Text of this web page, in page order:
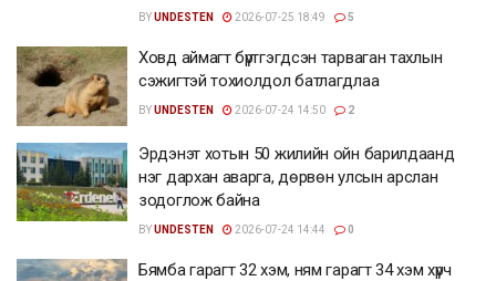
BYUNDESTEN 2026-07-25 18:49 5
Ховд аймагт бүртгэгдсэн тарваган тахлын
сэжигтэй тохиолдол батлагдлаа
BYUNDESTEN 2026-07-24 14:50 2
Эрдэнэт хотын 50 жилийн ойн барилдаанд
нэг дархан аварга, дөрвөн улсын арслан
зодоглож байна
BYUNDESTEN 2026-07-24 14:44 0
Бямба гарагт 32 хэм, ням гарагт 34 хэм хүрч